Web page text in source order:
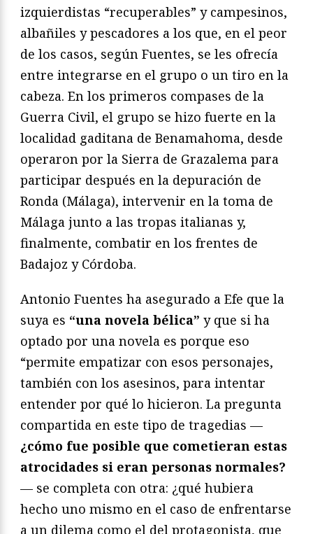
izquierdistas “recuperables” y campesinos,
albañiles y pescadores a los que, en el peor
de los casos, según Fuentes, se les ofrecía
entre integrarse en el grupo o un tiro en la
cabeza. En los primeros compases de la
Guerra Civil, el grupo se hizo fuerte en la
localidad gaditana de Benamahoma, desde
operaron por la Sierra de Grazalema para
participar después en la depuración de
Ronda (Málaga), intervenir en la toma de
Málaga junto a las tropas italianas y,
finalmente, combatir en los frentes de
Badajoz y Córdoba.
Antonio Fuentes ha asegurado a Efe que la
suya es “una novela bélica” y que si ha
optado por una novela es porque eso
“permite empatizar con esos personajes,
también con los asesinos, para intentar
entender por qué lo hicieron. La pregunta
compartida en este tipo de tragedias —
¿cómo fue posible que cometieran estas
atrocidades si eran personas normales?
— se completa con otra: ¿qué hubiera
hecho uno mismo en el caso de enfrentarse
a un dilema como el del protagonista, que